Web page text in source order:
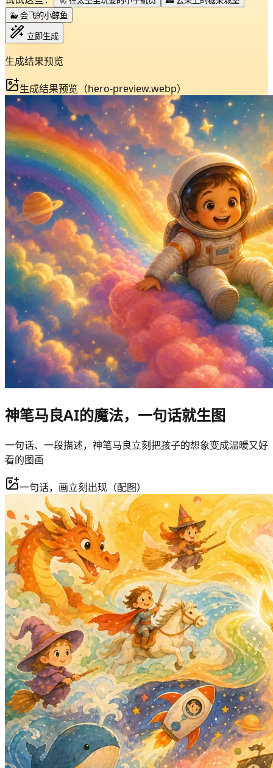
🐳 会飞的小鲸鱼
立即生成
生成结果预览
生成结果预览（hero-preview.webp）
神笔马良AI的魔法，一句话就生图
一句话、一段描述，神笔马良立刻把孩子的想象变成温暖又好
看的图画
一句话，画立刻出现（配图）